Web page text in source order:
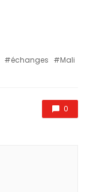
échanges
Mali
0